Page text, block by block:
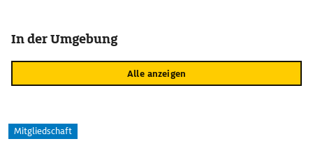
In der Umgebung
Alle anzeigen
Mitgliedschaft